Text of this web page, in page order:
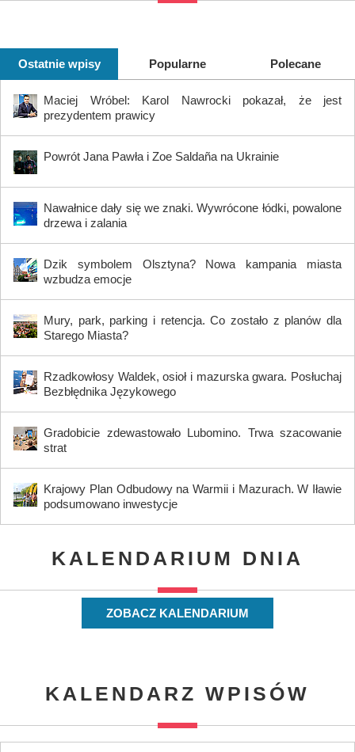
Ostatnie wpisy Popularne Polecane
Maciej Wróbel: Karol Nawrocki pokazał, że jest
prezydentem prawicy
Powrót Jana Pawła i Zoe Saldaña na Ukrainie
Nawałnice dały się we znaki. Wywrócone łódki, powalone
drzewa i zalania
Dzik symbolem Olsztyna? Nowa kampania miasta
wzbudza emocje
Mury, park, parking i retencja. Co zostało z planów dla
Starego Miasta?
Rzadkowłosy Waldek, osioł i mazurska gwara. Posłuchaj
Bezbłędnika Językowego
Gradobicie zdewastowało Lubomino. Trwa szacowanie
strat
Krajowy Plan Odbudowy na Warmii i Mazurach. W Iławie
podsumowano inwestycje
KALENDARIUM DNIA
ZOBACZ KALENDARIUM
KALENDARZ WPISÓW